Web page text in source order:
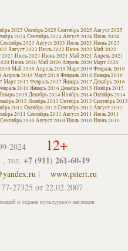
2025 Октябрь 2025 Сентябрь 2025 Август 2025
2024Сентябрь 2024Август 2024Июль 2024
Сентябрь 2023 Август 2023 Июль 2023 Июнь 2023
Август 2022 Июль 2022 Июнь 2022 Май 2022
2021 Июль 2021 Июнь 2021 Май 2021 Апрель 2021
Июнь 2020Май 2020Апрель 2020Март 2020
Май 2019 Апрель 2019 Март 2019 Февраль 2019
Апрель 2018 Март 2018 Февраль 2018 Январь 2018
Март 2017 Февраль 2017 Январь 2017 Декабрь 2016
2016 Январь 2016 Декабрь 2015 Ноябрь 2015
2015 Декабрь 2014Ноябрь 2014Октябрь 2014
2013 Ноябрь 2013 Октябрь 2013 Сентябрь 2013
2012 Октябрь 2012 Сентябрь 2012 Август 2012
2011 Сентябрь 2011 Август 2011 Июль 2011
Сентябрь 2010Август 2010Июль 2010Июнь 2010
2024 12+
тел. +7 (911) 261-60-19
| www.pitert.ru
27325 от 22.02.2007
и охране культурного наследия